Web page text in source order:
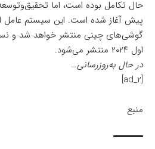
گوشی‌های چینی منتشر خواهد شد و
اول ۲۰۲۴ منتشر می‌شود.
در حال به‌روزرسانی…
[ad_2]
منبع